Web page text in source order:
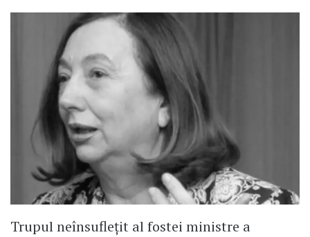
Trupul neînsuflețit al fostei ministre a